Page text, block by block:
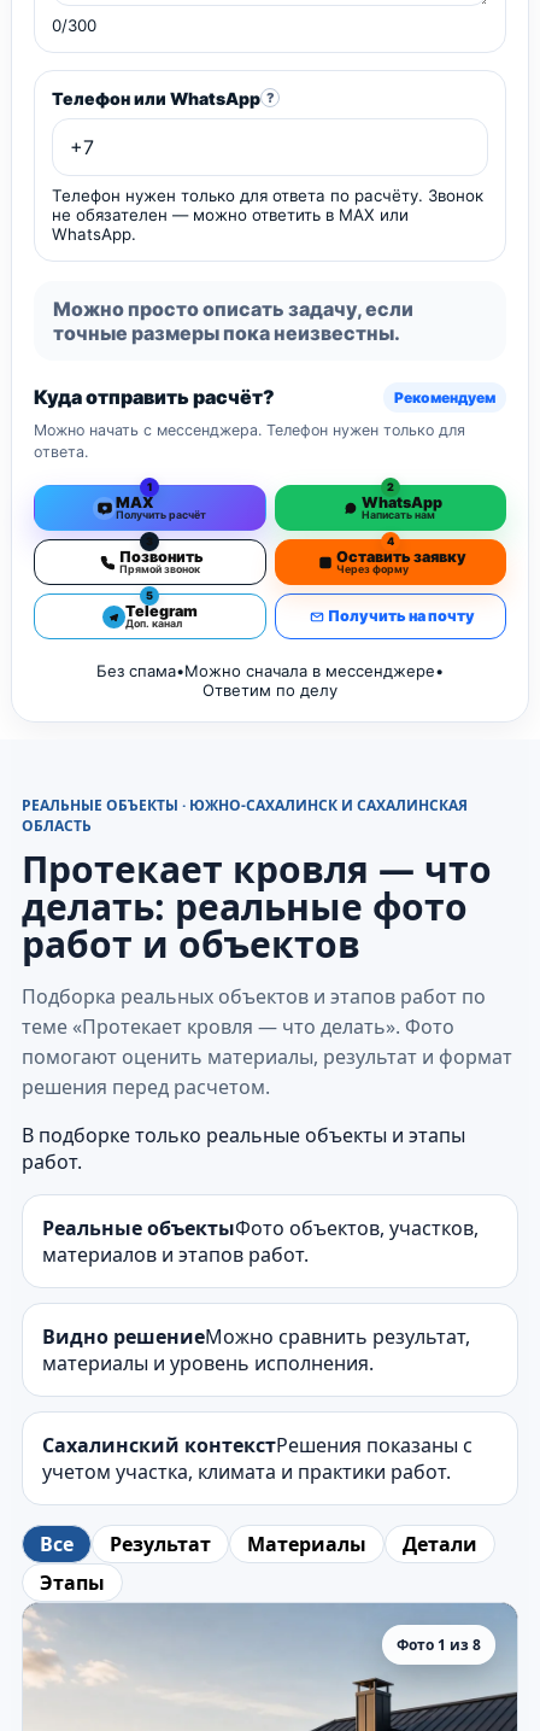
0/300
Телефон или WhatsApp ?
Телефон нужен только для ответа по расчёту. Звонок
не обязателен — можно ответить в MAX или
WhatsApp.
Можно просто описать задачу, если
точные размеры пока неизвестны.
Куда отправить расчёт?
Рекомендуем
Можно начать с мессенджера. Телефон нужен только для
ответа.
1
MAX
Получить расчёт
2
WhatsApp
Написать нам
3
Позвонить
Прямой звонок
4
Оставить заявку
Через форму
5
Telegram
Доп. канал Получить на почту
Без спама•Можно сначала в мессенджере•
Ответим по делу
РЕАЛЬНЫЕ ОБЪЕКТЫ · ЮЖНО-САХАЛИНСК И САХАЛИНСКАЯ
ОБЛАСТЬ
Протекает кровля — что
делать: реальные фото
работ и объектов
Подборка реальных объектов и этапов работ по
теме «Протекает кровля — что делать». Фото
помогают оценить материалы, результат и формат
решения перед расчетом.
В подборке только реальные объекты и этапы
работ.
Реальные объектыФото объектов, участков,
материалов и этапов работ.
Видно решениеМожно сравнить результат,
материалы и уровень исполнения.
Сахалинский контекстРешения показаны с
учетом участка, климата и практики работ.
Все Результат Материалы
Детали
Этапы
Фото 1 из 8